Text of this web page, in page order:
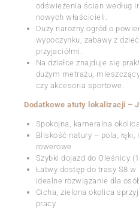
odświeżenia ścian według
nowych właścicieli.
Duży narożny ogród o
wypoczynku, zabawy z
przyjaciółmi.
Na działce znajduje się
dużym metrażu,
czy akcesoria sportowe.
Dodatkowe atuty lokalizacji –
Spokojna, kameralna
Bliskość natury – pola,
rowerowe
Szybki dojazd do Oleśnicy
Łatwy dostęp do trasy S8 w
idealne rozwiązanie dla
Cicha, zielona okolica
pracy